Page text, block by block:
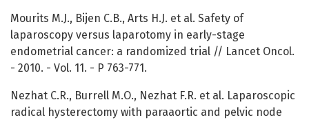
Mourits M.J., Bijen C.B., Arts H.J. et al. Safety of
laparoscopy versus laparotomy in early-stage
endometrial cancer: a randomized trial // Lancet Oncol.
- 2010. - Vol. 11. - P 763-771.
Nezhat C.R., Burrell M.O., Nezhat F.R. et al. Laparoscopic
radical hysterectomy with paraaortic and pelvic node